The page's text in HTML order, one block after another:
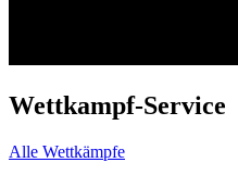
Wettkampf-Service
Alle Wettkämpfe